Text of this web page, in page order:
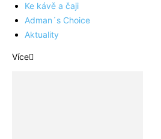
Ke kávě a čaji
Adman´s Choice
Aktuality
Více